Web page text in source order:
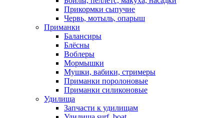
Прикормки сыпучие
Червь, мотыль, опарыш
Приманки
Балансиры
Блёсны
Воблеры
Мормышки
Мушки, вабики, стримеры
Приманки поролоновые
Приманки силиконовые
Удилища
Запчасти к удилищам